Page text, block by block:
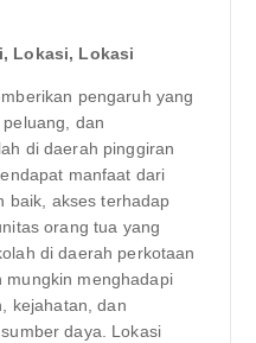
Lokasi, Lokasi
pengaruh yang
dan
di daerah pinggiran
manfaat dari
baik, akses terhadap
orang tua yang
di daerah perkotaan
mungkin menghadapi
kejahatan, dan
daya. Lokasi